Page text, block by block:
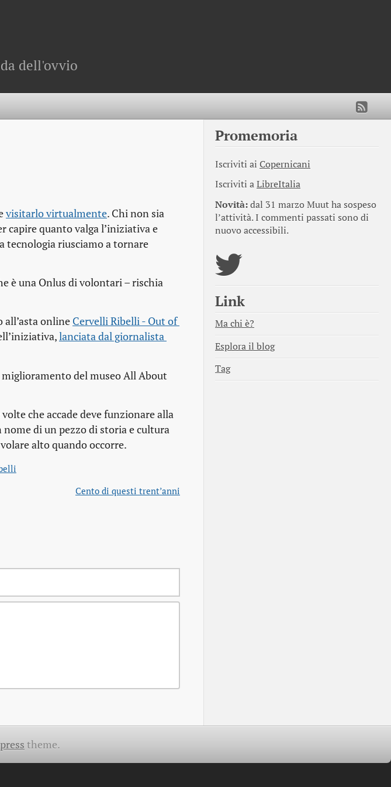
dell'ovvio
visitarlo virtualmente. Chi non sia
capire quanto valga l’iniziativa e
tecnologia riusciamo a tornare
è una Onlus di volontari – rischia
all’asta online Cervelli Ribelli - Out of
lanciata dal giornalista
del museo All About
che accade deve funzionare alla
di un pezzo di storia e cultura
alto quando occorre.
Cento di questi trent’anni
Promemoria
Iscriviti ai Copernicani
Iscriviti aLibreItalia
Novità:dal 31 marzo Muut ha sospeso
l’attività. I commenti passati sono di
nuovo accessibili.
Link
Ma chi è?
Esplora il blog
Tag
theme.